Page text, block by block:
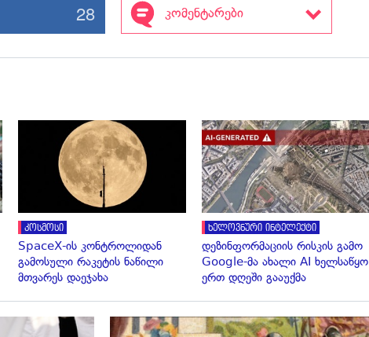
28 კომენტარები
გადახედვა გადახედვა
კოსმოსი
SpaceX-ის კონტროლიდან
გამოსული რაკეტის ნაწილი
მთვარეს დაეჯახა
ხელოვნური ინტელექტი
დეზინფორმაციის რისკის გამო
Google-მა ახალი AI ხელსაწყო
ერთ დღეში გააუქმა
გადახედვა